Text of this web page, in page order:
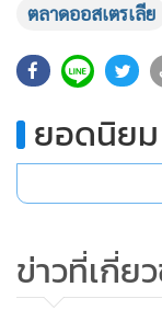
ผู้บริโภคดังกล่าวส
ความสำคัญต่อวัต
มิตรต่อสุขภาพและ
ต้องการของผู้บริโภ
ตลาดออสเตรเลีย
ยอดนิยม
ข่าวที่เกี่ย